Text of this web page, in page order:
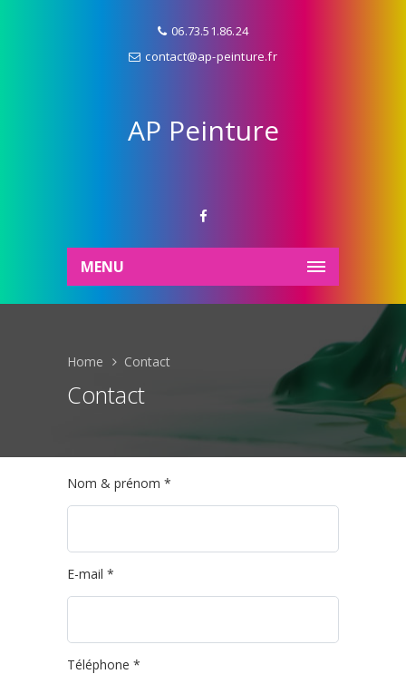
06.73.51.86.24
contact@ap-peinture.fr
AP Peinture
MENU
Home Contact
Contact
Nom & prénom *
E-mail *
Téléphone *